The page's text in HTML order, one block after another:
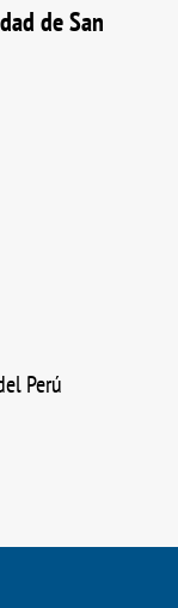
de San
Perú